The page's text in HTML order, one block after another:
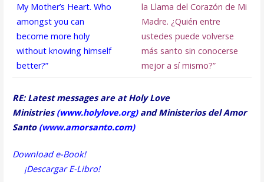
My Mother’s Heart. Who
amongst you can
become more holy
without knowing himself
better?”
la Llama del Corazón de Mi
Madre. ¿Quién entre
ustedes puede volverse
más santo sin conocerse
mejor a sí mismo?”
RE: Latest messages are at Holy Love
Ministries(www.holylove.org)and Ministerios del Amor
Santo (www.amorsanto.com)
Download e-Book!
¡Descargar E-Libro!